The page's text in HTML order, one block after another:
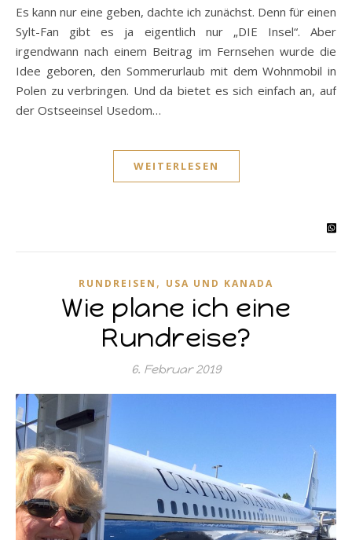
Es kann nur eine geben, dachte ich zunächst. Denn für einen
Sylt-Fan gibt es ja eigentlich nur „DIE Insel“. Aber
irgendwann nach einem Beitrag im Fernsehen wurde die
Idee geboren, den Sommerurlaub mit dem Wohnmobil in
Polen zu verbringen. Und da bietet es sich einfach an, auf
der Ostseeinsel Usedom…
WEITERLESEN
RUNDREISEN , USA UND KANADA
Wie plane ich eine
Rundreise?
6. Februar 2019